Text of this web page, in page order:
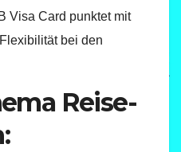
Visa Card punktet mit
bei den
Reise-